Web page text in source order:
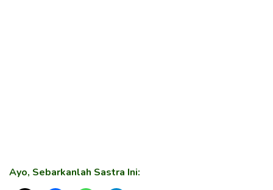
Ayo, Sebarkanlah Sastra Ini: